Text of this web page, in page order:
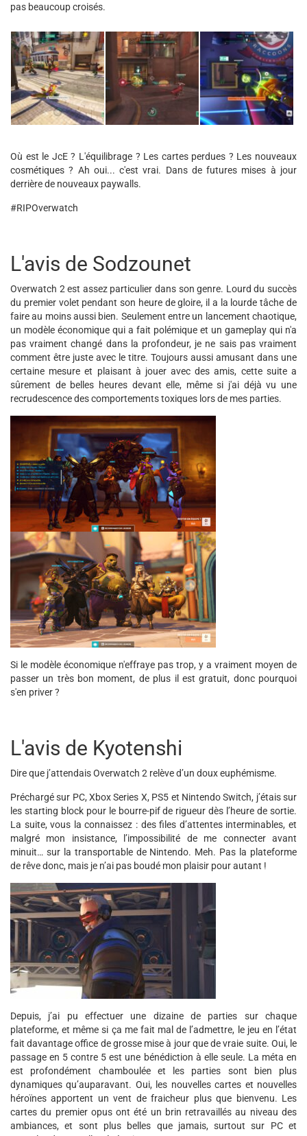
pas beaucoup croisés.
Où est le JcE ? L'équilibrage ? Les cartes perdues ? Les nouveaux
cosmétiques ? Ah oui... c'est vrai. Dans de futures mises à jour
derrière de nouveaux paywalls.
#RIPOverwatch
L'avis de Sodzounet
Overwatch 2 est assez particulier dans son genre. Lourd du succès
du premier volet pendant son heure de gloire, il a la lourde tâche de
faire au moins aussi bien. Seulement entre un lancement chaotique,
un modèle économique qui a fait polémique et un gameplay qui n'a
pas vraiment changé dans la profondeur, je ne sais pas vraiment
comment être juste avec le titre. Toujours aussi amusant dans une
certaine mesure et plaisant à jouer avec des amis, cette suite a
sûrement de belles heures devant elle, même si j'ai déjà vu une
recrudescence des comportements toxiques lors de mes parties.
Si le modèle économique n'effraye pas trop, y a vraiment moyen de
passer un très bon moment, de plus il est gratuit, donc pourquoi
s'en priver ?
L'avis de Kyotenshi
Dire que j’attendais Overwatch 2 relève d’un doux euphémisme.
Préchargé sur PC, Xbox Series X, PS5 et Nintendo Switch, j’étais sur
les starting block pour le bourre-pif de rigueur dès l’heure de sortie.
La suite, vous la connaissez : des files d’attentes interminables, et
malgré mon insistance, l’impossibilité de me connecter avant
minuit… sur la transportable de Nintendo. Meh. Pas la plateforme
de rêve donc, mais je n’ai pas boudé mon plaisir pour autant !
Depuis, j’ai pu effectuer une dizaine de parties sur chaque
plateforme, et même si ça me fait mal de l’admettre, le jeu en l’état
fait davantage office de grosse mise à jour que de vraie suite. Oui, le
passage en 5 contre 5 est une bénédiction à elle seule. La méta en
est profondément chamboulée et les parties sont bien plus
dynamiques qu’auparavant. Oui, les nouvelles cartes et nouvelles
héroïnes apportent un vent de fraicheur plus que bienvenu. Les
cartes du premier opus ont été un brin retravaillés au niveau des
ambiances, et sont plus belles que jamais, surtout sur PC et